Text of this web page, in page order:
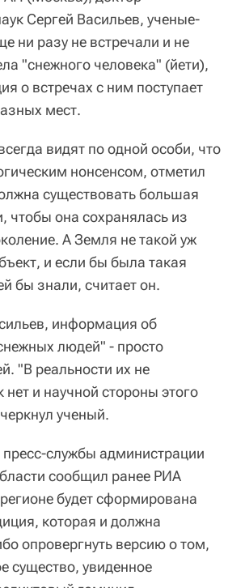
Сергей Васильев, ученые-
ни разу не встречали и не
"снежного человека" (йети),
о встречах с ним поступает
мест.
видят по одной особи, что
нонсенсом, отметил
существовать большая
чтобы она сохранялась из
А Земля не такой уж
и если бы была такая
бы знали, считает он.
информация об
людей" - просто
"В реальности их не
нет и научной стороны этого
ученый.
пресс-службы администрации
сообщил ранее РИА
будет сформирована
которая и должна
опровергнуть версию о том,
существо, увиденное